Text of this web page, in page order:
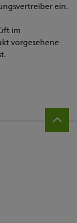
ein.
im
vorgesehene